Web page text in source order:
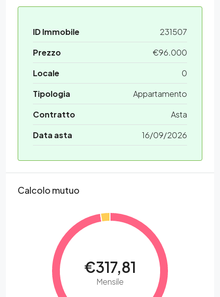
ID Immobile
231507
Prezzo
€96.000
Locale
0
Tipologia
Appartamento
Contratto
Asta
Data asta
16/09/2026
Calcolo mutuo
€317,81
Mensile